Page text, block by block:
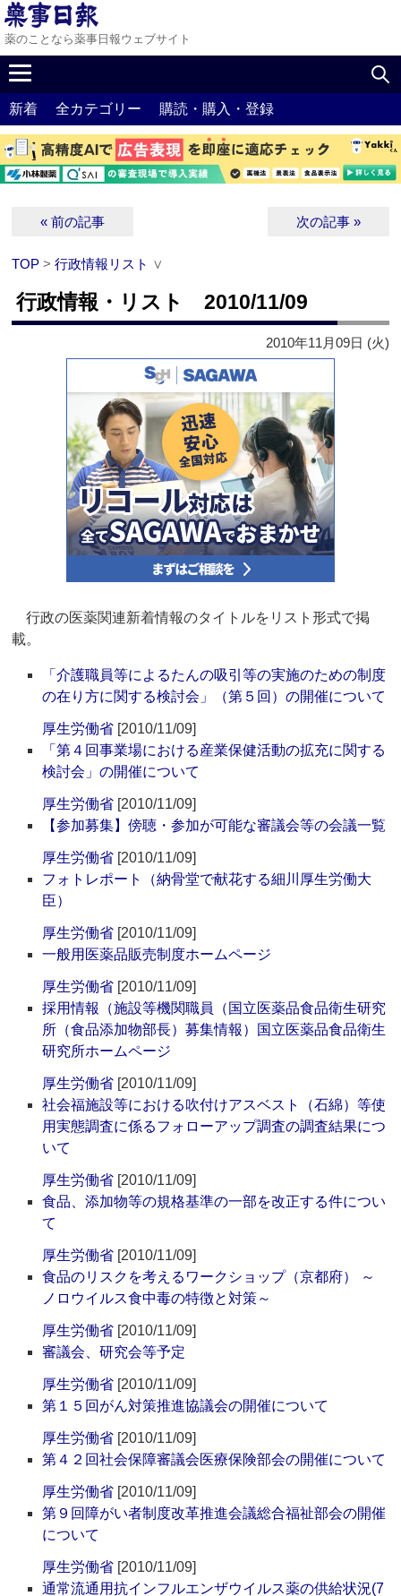
薬のことなら薬事日報ウェブサイト
新着 全カテゴリー 購読・購入・登録
« 前の記事 次の記事 »
TOP >行政情報リスト ∨
行政情報・リスト 2010/11/09
2010年11月09日 (火)
行政の医薬関連新着情報のタイトルをリスト形式で掲
載。
「介護職員等によるたんの吸引等の実施のための制度
の在り方に関する検討会」（第５回）の開催について
厚生労働省 [2010/11/09]
「第４回事業場における産業保健活動の拡充に関する
検討会」の開催について
厚生労働省 [2010/11/09]
【参加募集】傍聴・参加が可能な審議会等の会議一覧
厚生労働省 [2010/11/09]
フォトレポート（納骨堂で献花する細川厚生労働大
臣）
厚生労働省 [2010/11/09]
一般用医薬品販売制度ホームページ
厚生労働省 [2010/11/09]
採用情報（施設等機関職員（国立医薬品食品衛生研究
所（食品添加物部長）募集情報）国立医薬品食品衛生
研究所ホームページ
厚生労働省 [2010/11/09]
社会福施設等における吹付けアスベスト（石綿）等使
用実態調査に係るフォローアップ調査の調査結果につ
いて
厚生労働省 [2010/11/09]
食品、添加物等の規格基準の一部を改正する件につい
て
厚生労働省 [2010/11/09]
食品のリスクを考えるワークショップ（京都府） ～
ノロウイルス食中毒の特徴と対策～
厚生労働省 [2010/11/09]
審議会、研究会等予定
厚生労働省 [2010/11/09]
第１５回がん対策推進協議会の開催について
厚生労働省 [2010/11/09]
第４２回社会保障審議会医療保険部会の開催について
厚生労働省 [2010/11/09]
第９回障がい者制度改革推進会議総合福祉部会の開催
について
厚生労働省 [2010/11/09]
通常流通用抗インフルエンザウイルス薬の供給状況(7